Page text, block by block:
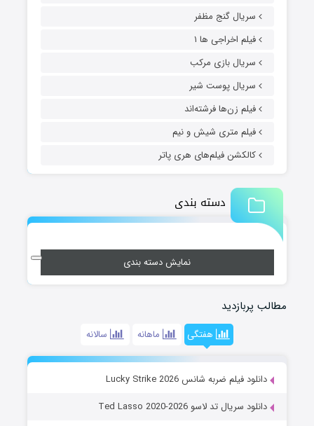
سریال گنج مظفر
فیلم اخراجی ها ۱
سریال بازی مرکب
سریال پوست شیر
فیلم زن‌ها فرشته‌اند
فیلم متری شیش و نیم
کالکشن فیلم‌های هری پاتر
دسته بندی
نمایش دسته بندی
مطالب پربازدید
هفتگی ماهانه سالانه
دانلود فیلم ضربه شانس Lucky Strike 2026
دانلود سریال تد لاسو Ted Lasso 2020-2026